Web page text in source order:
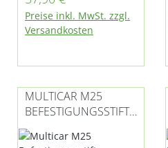
Preise inkl. MwSt. zzgl.
Versandkosten
MULTICAR M25
BEFESTIGUNGSSTIFT
LENKSCHWINGE